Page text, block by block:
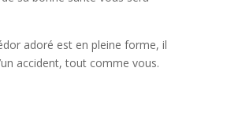
adoré est en pleine forme, il
accident, tout comme vous.